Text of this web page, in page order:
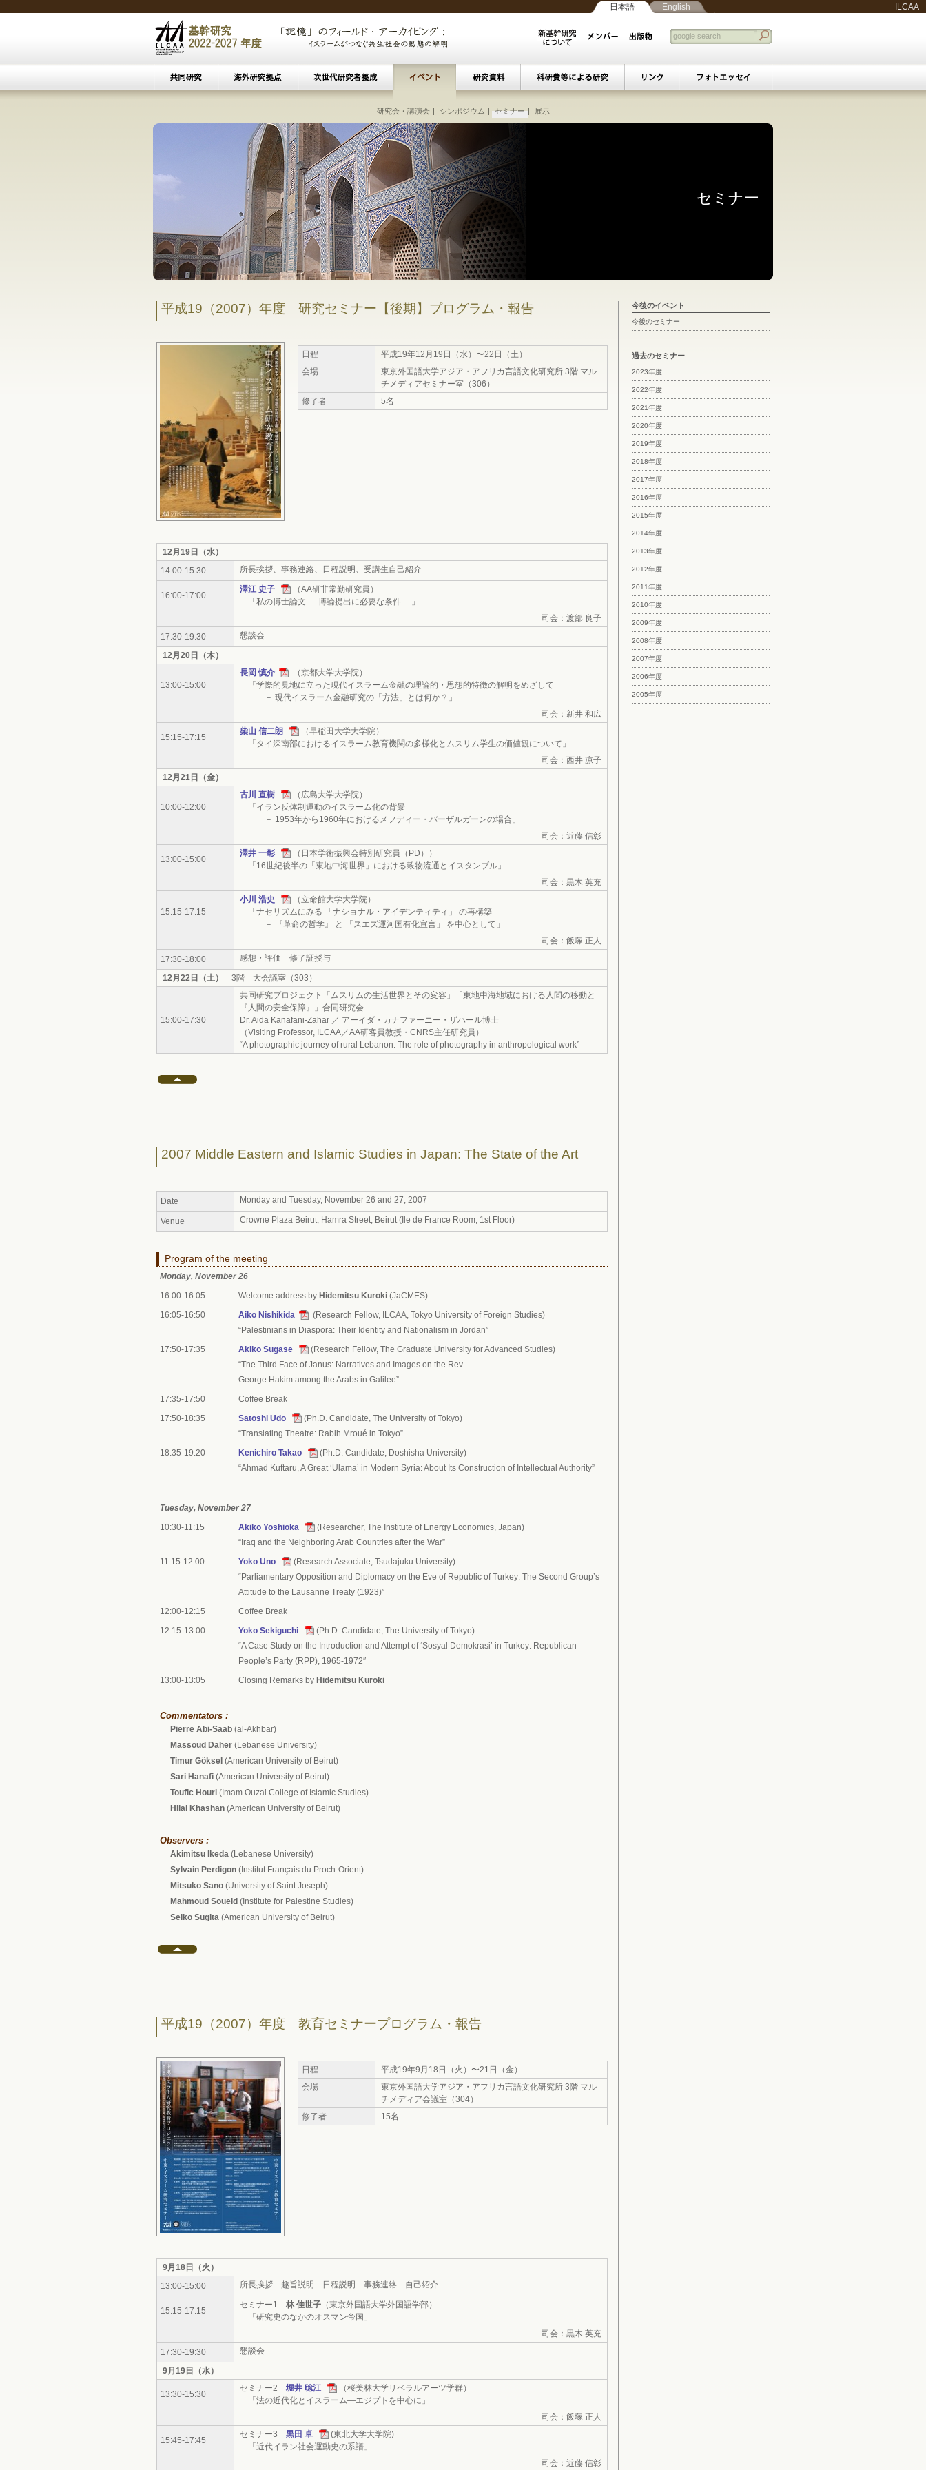
ILCAA
日本語 English
接続する海 | パレスチナ／イスラエル | イスラーム聖者廟
ベイルート・ウィークリーレポート | ベイルートでの学術・文化活動の紹介
中東☆イスラーム教育セミナー | ベイルート若手報告会 | オスマン文書セミナー
研究会・講演会 | シンポジウム | セミナー | 展示
中東都市社会における
中東都市多層ベースマップシステム
近世イスラーム国家と多元的社会
近世イスラーム国家と周辺世界
東南アジアのイスラームと
東南アジアにおけるイスラーム主義と社会・文化要因の相互作用に関する学際的研究
―トランスナショナルなネットワークと現地の応答
移民/難民のシティズンシップ
―国家からの包摂と排除をめぐる制度と実践―
シティズンシップと政治参加
―移民／難民によるコミュニティ形成と社会福祉への影響の比較研究―
イスラームに基づく経済活動・行為
中東社会における
宗教宗派的・政治社会的少数派に関する研究
オスマン文書史料の基礎的研究
イスラーム聖者廟の財産管理に関する史料学的研究：
イラン・サファヴィー朝祖廟を事例として
現代アラブ君主制における正統性原理の変容と再興
近代中央ユーラシアにおける
中東・イスラームの歴史と歴史空間の可視化分析
―デジタル化時代の学知の共有をめざして
現代ムスリム知識人の変容と交流
接続する海としての地中海
パレスチナ／イスラエル紛争の変容：
カイロ歴史地区の文化遺産アーカイビングと
ベイルート
ベイルート・ウィークリーレポート
ベイルートでの学術・文化活動の紹介
コタキナバル
中東☆イスラーム研究セミナー
中東☆イスラーム教育セミナー
ベイルート若手報告会
オスマン文書セミナー
ペルシア語文書学セミナー
アラビア語法廷文書セミナー
研究会・講演会
シンポジウム
セミナー
平成19（2007）年度 研究セミナー【後期】プログラム・報告
日程
平成19年12月19日（水）〜22日（土）
会場
東京外国語大学アジア・アフリカ言語文化研究所 3階 マル
チメディアセミナー室（306）
修了者
5名
12月19日（水）
14:00-15:30
所長挨拶、事務連絡、日程説明、受講生自己紹介
16:00-17:00
澤江 史子
（AA研非常勤研究員）
「私の博士論文 － 博論提出に必要な条件 －」
司会：渡部 良子
17:30-19:30
懇談会
12月20日（木）
13:00-15:00
長岡 慎介
（京都大学大学院）
「学際的見地に立った現代イスラーム金融の理論的・思想的特徴の解明をめざして
－ 現代イスラーム金融研究の「方法」とは何か？」
司会：新井 和広
15:15-17:15
柴山 信二朗
（早稲田大学大学院）
「タイ深南部におけるイスラーム教育機関の多様化とムスリム学生の価値観について」
司会：西井 凉子
12月21日（金）
10:00-12:00
古川 直樹
（広島大学大学院）
「イラン反体制運動のイスラーム化の背景
－ 1953年から1960年におけるメフディー・バーザルガーンの場合」
司会：近藤 信彰
13:00-15:00
澤井 一彰
（日本学術振興会特別研究員（PD））
「16世紀後半の「東地中海世界」における穀物流通とイスタンブル」
司会：黒木 英充
15:15-17:15
小川 浩史
（立命館大学大学院）
「ナセリズムにみる 「ナショナル・アイデンティティ」 の再構築
－ 『革命の哲学』 と 「スエズ運河国有化宣言」 を中心として」
司会：飯塚 正人
17:30-18:00
感想・評価 修了証授与
12月22日（土） 3階 大会議室（303）
15:00-17:30
共同研究プロジェクト「ムスリムの生活世界とその変容」「東地中海地域における人間の移動と
『人間の安全保障』」合同研究会
Dr. Aida Kanafani-Zahar ／ アーイダ・カナファーニー・ザハール博士
（Visiting Professor, ILCAA／AA研客員教授・CNRS主任研究員）
“A photographic journey of rural Lebanon: The role of photography in anthropological work”
2007 Middle Eastern and Islamic Studies in Japan: The State of the Art
Date Monday and Tuesday, November 26 and 27, 2007
Venue Crowne Plaza Beirut, Hamra Street, Beirut (Ile de France Room, 1st Floor)
Program of the meeting
Monday, November 26
16:00-16:05
Welcome address by Hidemitsu Kuroki (JaCMES)
16:05-16:50
Aiko Nishikida
(Research Fellow, ILCAA, Tokyo University of Foreign Studies)
“Palestinians in Diaspora: Their Identity and Nationalism in Jordan”
17:50-17:35
Akiko Sugase
(Research Fellow, The Graduate University for Advanced Studies)
“The Third Face of Janus: Narratives and Images on the Rev.
George Hakim among the Arabs in Galilee”
17:35-17:50
Coffee Break
17:50-18:35
Satoshi Udo
(Ph.D. Candidate, The University of Tokyo)
“Translating Theatre: Rabih Mroué in Tokyo”
18:35-19:20
Kenichiro Takao
(Ph.D. Candidate, Doshisha University)
“Ahmad Kuftaru, A Great ‘Ulama’ in Modern Syria: About Its Construction of Intellectual Authority”
Tuesday, November 27
10:30-11:15
Akiko Yoshioka
(Researcher, The Institute of Energy Economics, Japan)
“Iraq and the Neighboring Arab Countries after the War”
11:15-12:00
Yoko Uno
(Research Associate, Tsudajuku University)
“Parliamentary Opposition and Diplomacy on the Eve of Republic of Turkey: The Second Group’s
Attitude to the Lausanne Treaty (1923)”
12:00-12:15
Coffee Break
12:15-13:00
Yoko Sekiguchi
(Ph.D. Candidate, The University of Tokyo)
“A Case Study on the Introduction and Attempt of ‘Sosyal Demokrasi’ in Turkey: Republican
People’s Party (RPP), 1965-1972″
13:00-13:05
Closing Remarks by Hidemitsu Kuroki
Commentators :
Pierre Abi-Saab (al-Akhbar)
Massoud Daher (Lebanese University)
Timur Göksel (American University of Beirut)
Sari Hanafi (American University of Beirut)
Toufic Houri (Imam Ouzai College of Islamic Studies)
Hilal Khashan (American University of Beirut)
Observers :
Akimitsu Ikeda (Lebanese University)
Sylvain Perdigon (Institut Français du Proch-Orient)
Mitsuko Sano (University of Saint Joseph)
Mahmoud Soueid (Institute for Palestine Studies)
Seiko Sugita (American University of Beirut)
平成19（2007）年度 教育セミナープログラム・報告
日程
平成19年9月18日（火）〜21日（金）
会場
東京外国語大学アジア・アフリカ言語文化研究所 3階 マル
チメディア会議室（304）
修了者
15名
9月18日（火）
13:00-15:00
所長挨拶 趣旨説明 日程説明 事務連絡 自己紹介
15:15-17:15
セミナー1 林 佳世子 （東京外国語大学外国語学部）
「研究史のなかのオスマン帝国」
司会：黒木 英充
17:30-19:30
懇談会
9月19日（水）
13:30-15:30
セミナー2 堀井 聡江
（桜美林大学リベラルアーツ学群）
「法の近代化とイスラーム―エジプトを中心に」
司会：飯塚 正人
15:45-17:45
セミナー3 黒田 卓
(東北大学大学院)
「近代イラン社会運動史の系譜」
司会：近藤 信彰
今後のイベント
今後のセミナー
過去のセミナー
2023年度
2022年度
2021年度
2020年度
2019年度
2018年度
2017年度
2016年度
2015年度
2014年度
2013年度
2012年度
2011年度
2010年度
2009年度
2008年度
2007年度
2006年度
2005年度